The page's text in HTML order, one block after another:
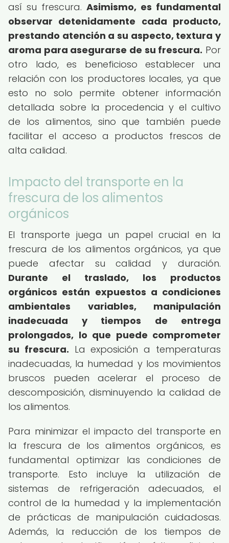
así su frescura. Asimismo, es fundamental
observar detenidamente cada producto,
prestando atención a su aspecto, textura y
aroma para asegurarse de su frescura. Por
otro lado, es beneficioso establecer una
relación con los productores locales, ya que
esto no solo permite obtener información
detallada sobre la procedencia y el cultivo
de los alimentos, sino que también puede
facilitar el acceso a productos frescos de
alta calidad.
Impacto del transporte en la
frescura de los alimentos
orgánicos
El transporte juega un papel crucial en la
frescura de los alimentos orgánicos, ya que
puede afectar su calidad y duración.
Durante el traslado, los productos
orgánicos están expuestos a condiciones
ambientales variables, manipulación
inadecuada y tiempos de entrega
prolongados, lo que puede comprometer
su frescura. La exposición a temperaturas
inadecuadas, la humedad y los movimientos
bruscos pueden acelerar el proceso de
descomposición, disminuyendo la calidad de
los alimentos.
Para minimizar el impacto del transporte en
la frescura de los alimentos orgánicos, es
fundamental optimizar las condiciones de
transporte. Esto incluye la utilización de
sistemas de refrigeración adecuados, el
control de la humedad y la implementación
de prácticas de manipulación cuidadosas.
Además, la reducción de los tiempos de